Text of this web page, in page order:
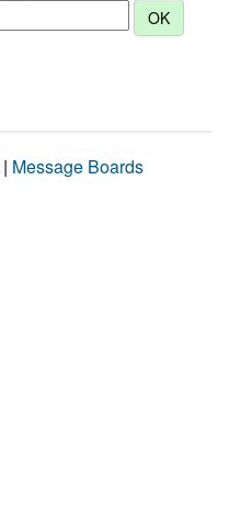
| Message Boards